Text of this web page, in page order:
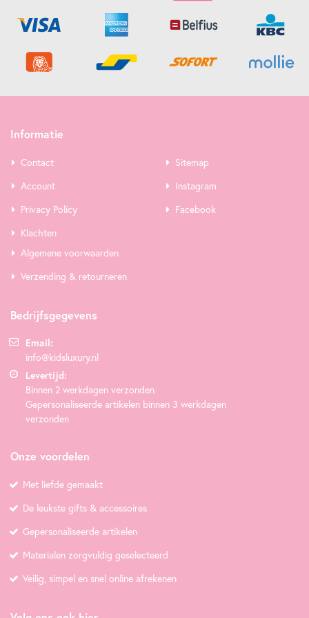
Informatie
Contact
Account
Privacy Policy
Klachten
Sitemap
Instagram
Facebook
Algemene voorwaarden
Verzending & retourneren
Bedrijfsgegevens
Email:
info@kidsluxury.nl
Levertijd:
Binnen 2 werkdagen verzonden
Gepersonaliseerde artikelen binnen 3 werkdagen
verzonden
Onze voordelen
Met liefde gemaakt
De leukste gifts & accessoires
Gepersonaliseerde artikelen
Materialen zorgvuldig geselecteerd
Veilig, simpel en snel online afrekenen